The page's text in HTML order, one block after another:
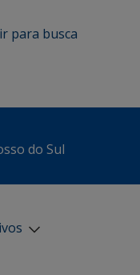
ir para busca
do Sul